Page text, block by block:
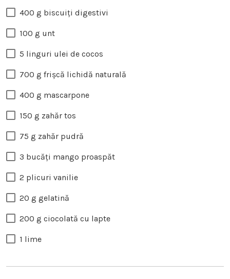
400 g biscuiți digestivi
100 g unt
5 linguri ulei de cocos
700 g frișcă lichidă naturală
400 g mascarpone
150 g zahăr tos
75 g zahăr pudră
3 bucăți mango proaspăt
2 plicuri vanilie
20 g gelatină
200 g ciocolată cu lapte
1 lime